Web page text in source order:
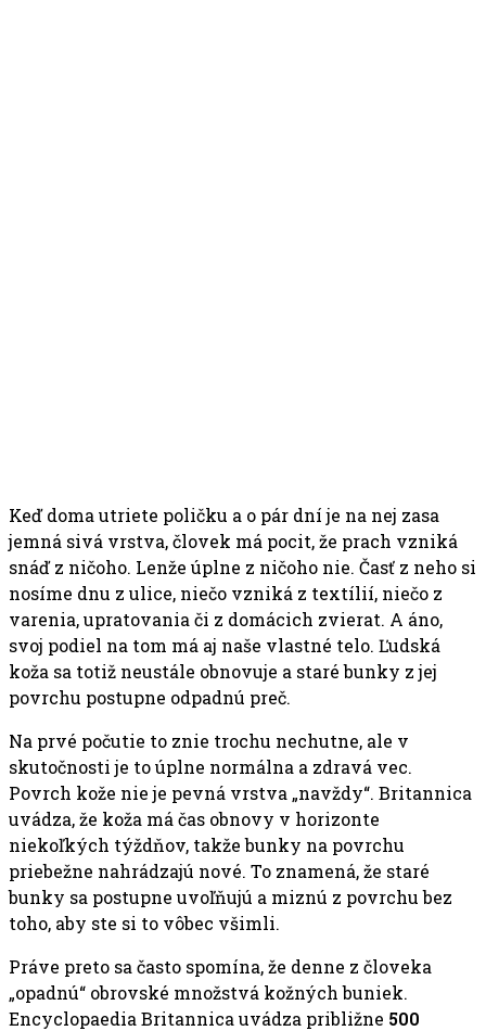
Keď doma utriete poličku a o pár dní je na nej zasa
jemná sivá vrstva, človek má pocit, že prach vzniká
snáď z ničoho. Lenže úplne z ničoho nie. Časť z neho si
nosíme dnu z ulice, niečo vzniká z textílií, niečo z
varenia, upratovania či z domácich zvierat. A áno,
svoj podiel na tom má aj naše vlastné telo. Ľudská
koža sa totiž neustále obnovuje a staré bunky z jej
povrchu postupne odpadnú preč.
Na prvé počutie to znie trochu nechutne, ale v
skutočnosti je to úplne normálna a zdravá vec.
Povrch kože nie je pevná vrstva „navždy“. Britannica
uvádza, že koža má čas obnovy v horizonte
niekoľkých týždňov, takže bunky na povrchu
priebežne nahrádzajú nové. To znamená, že staré
bunky sa postupne uvoľňujú a miznú z povrchu bez
toho, aby ste si to vôbec všimli.
Práve preto sa často spomína, že denne z človeka
„opadnú“ obrovské množstvá kožných buniek.
Encyclopaedia Britannica uvádza približne 500